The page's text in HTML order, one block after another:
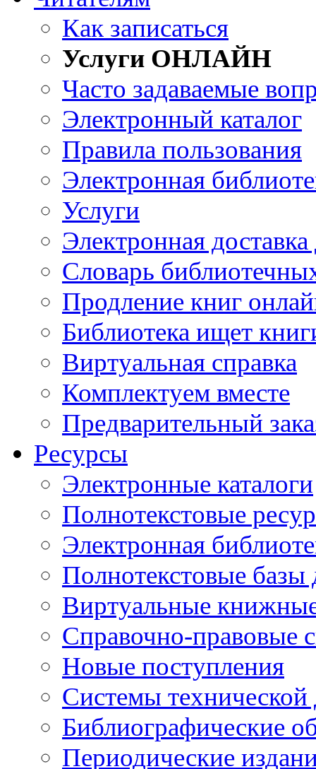
Как записаться
Услуги ОНЛАЙН
Часто задаваемые
Электронный каталог
Правила пользования
Электронная
Услуги
Электронная
Словарь
Продление книг
Библиотека ищет
Виртуальная справка
Комплектуем вместе
Предварительный
Ресурсы
Электронные каталоги
Полнотекстовые
Электронная
Полнотекстовые
Виртуальные
Справочно-правовые
Новые поступления
Cистемы
Библиографические
Периодические